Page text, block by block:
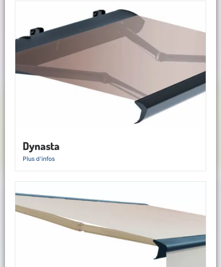
Dynasta
Plus d'infos